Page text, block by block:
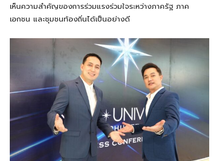
เห็นความสำคัญของการร่วมแรงร่วมใจระหว่างภาครัฐ ภาค
เอกชน และชุมชนท้องถิ่นได้เป็นอย่างดี